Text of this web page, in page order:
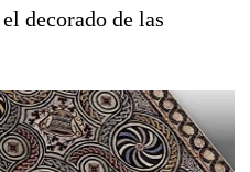
decorado de las